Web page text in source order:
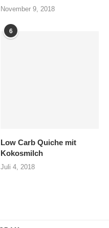
November 9, 2018
6
Low Carb Quiche mit
Kokosmilch
Juli 4, 2018